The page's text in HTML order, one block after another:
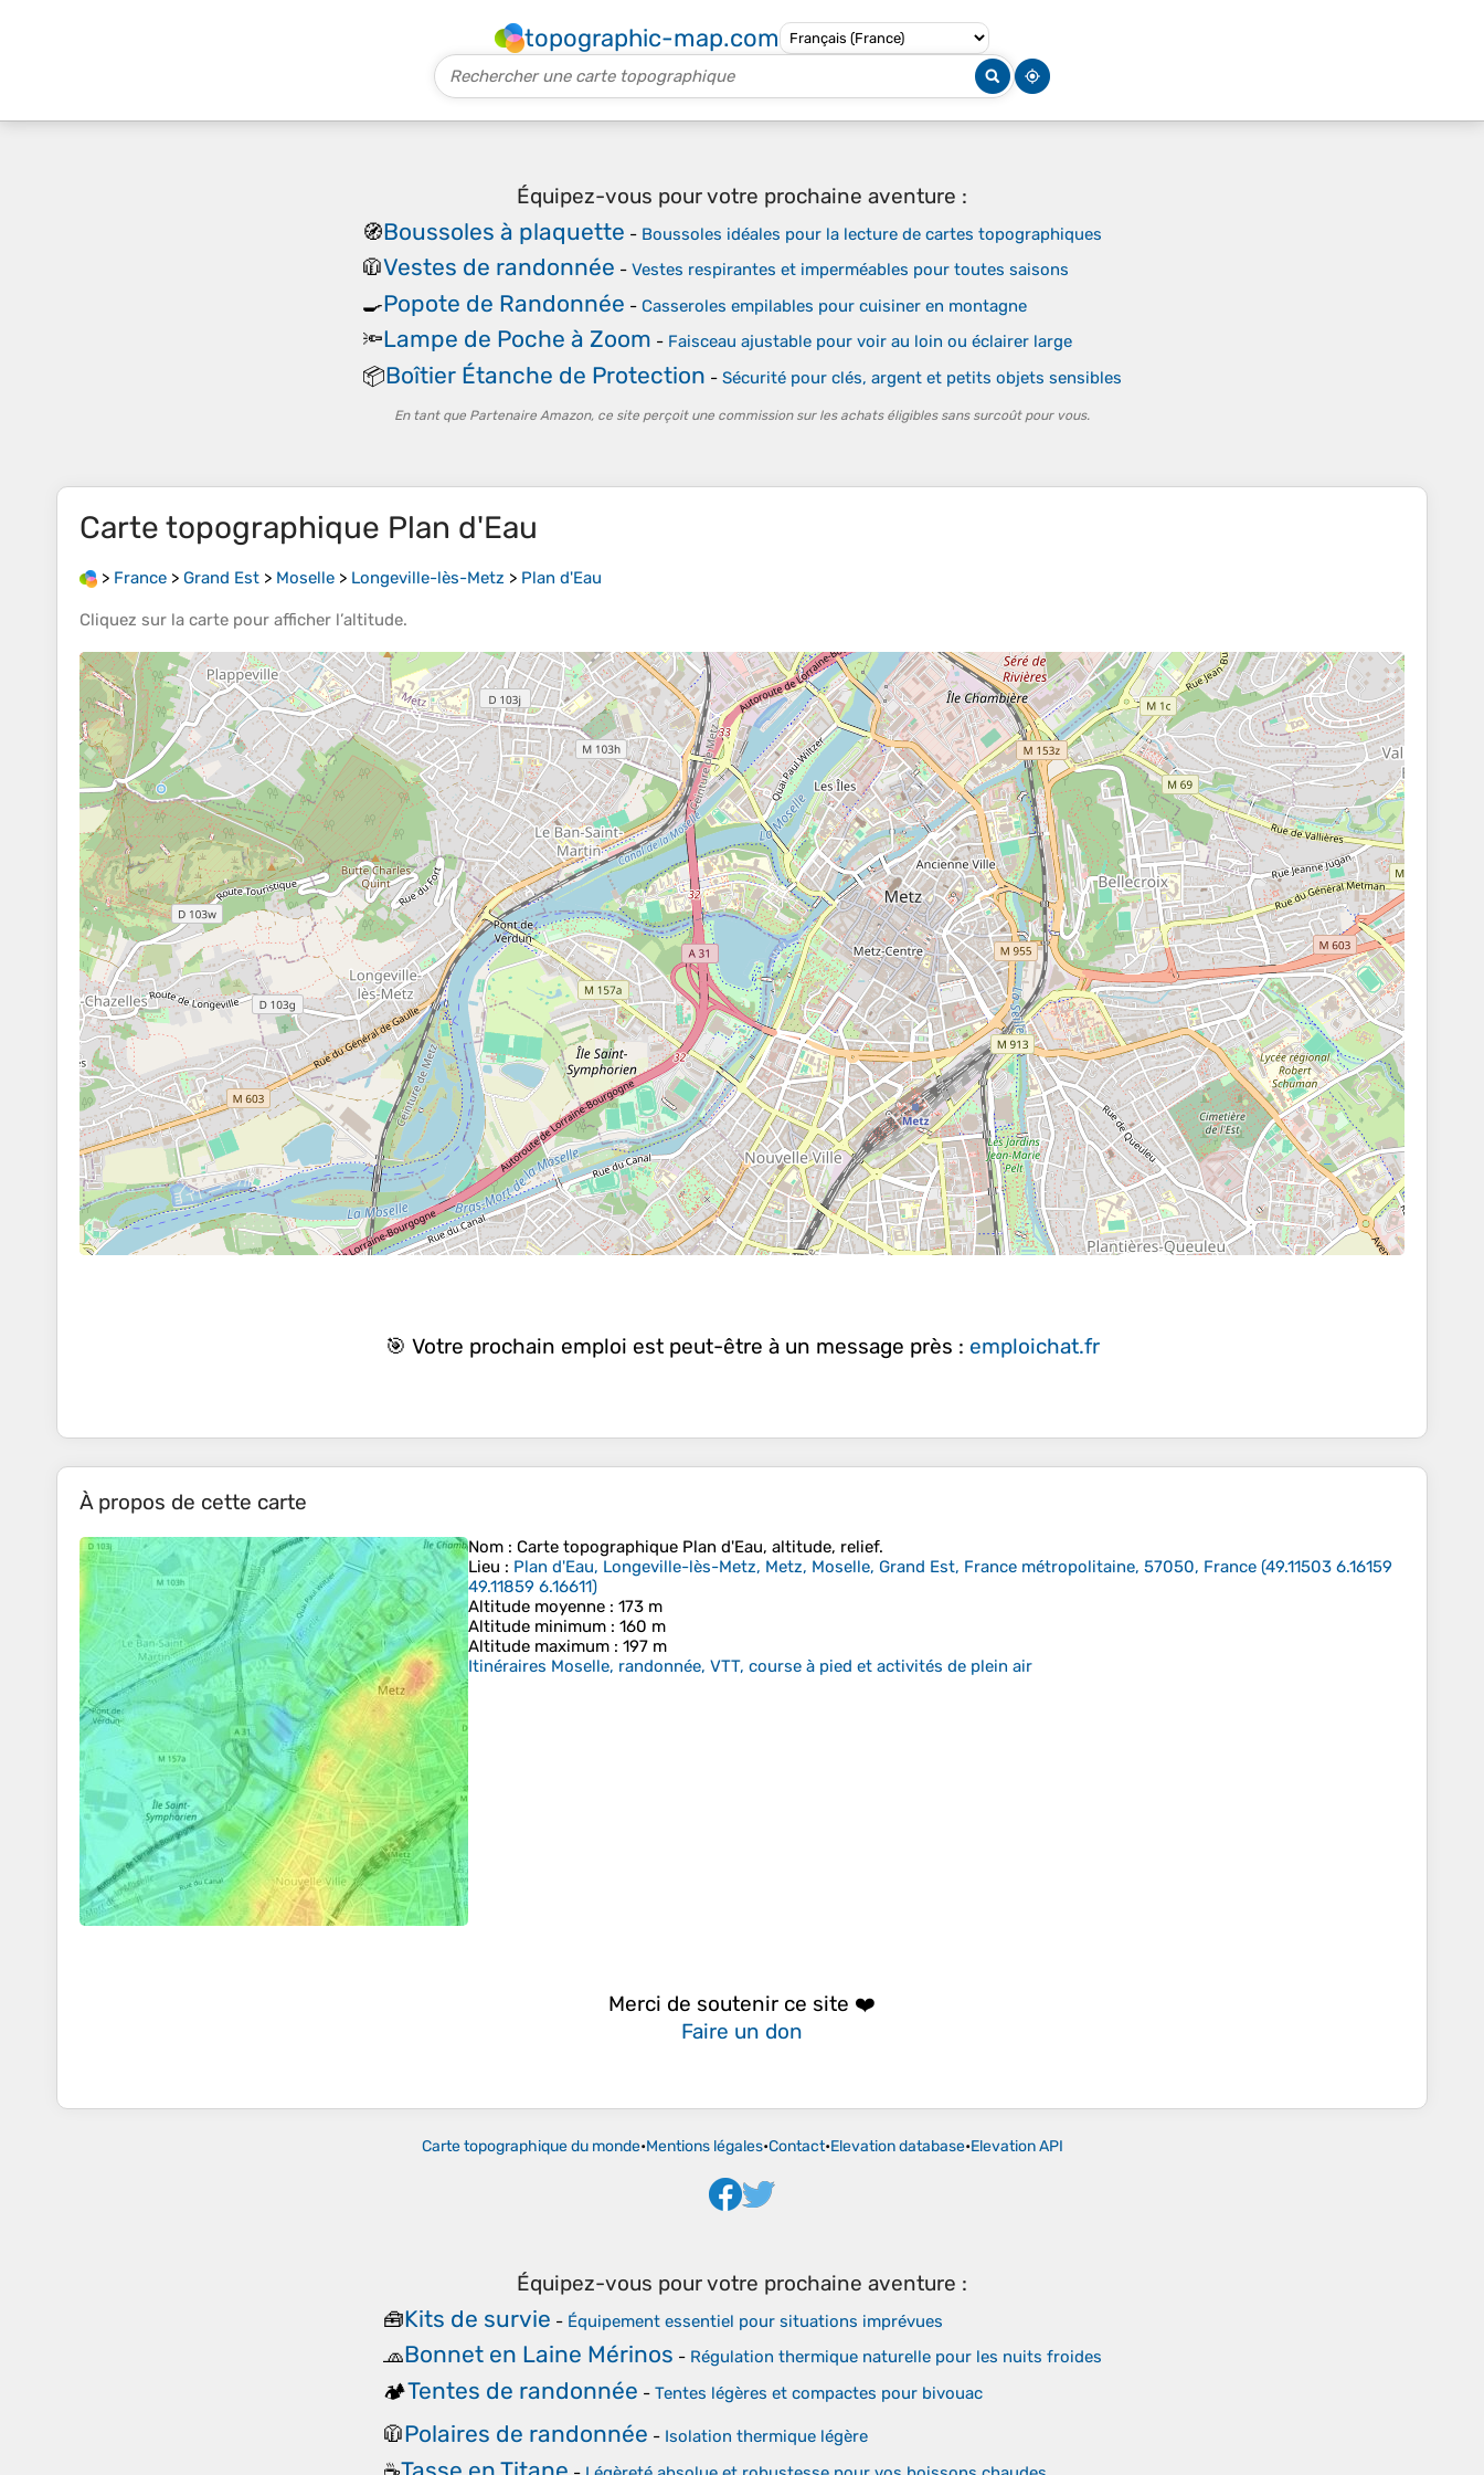
topographic-map.com
Équipez-vous pour votre prochaine aventure :
🧭Boussoles à plaquette - Boussoles idéales pour la lecture de cartes topographiques
🧥Vestes de randonnée - Vestes respirantes et imperméables pour toutes saisons
🍳Popote de Randonnée - Casseroles empilables pour cuisiner en montagne
🔦Lampe de Poche à Zoom - Faisceau ajustable pour voir au loin ou éclairer large
📦Boîtier Étanche de Protection - Sécurité pour clés, argent et petits objets sensibles
En tant que Partenaire Amazon, ce site perçoit une commission sur les achats éligibles sans surcoût pour vous.
Carte topographique Plan d'Eau
> France > Grand Est > Moselle > Longeville-lès-Metz > Plan d'Eau
Cliquez sur la carte pour afficher l’altitude.
🎯 Votre prochain emploi est peut-être à un message près : emploichat.fr
À propos de cette carte
Nom : Carte topographique Plan d'Eau, altitude, relief.
Lieu : Plan d'Eau, Longeville-lès-Metz, Metz, Moselle, Grand Est, France métropolitaine, 57050, France (49.11503 6.16159
49.11859 6.16611)
Altitude moyenne : 173 m
Altitude minimum : 160 m
Altitude maximum : 197 m
Itinéraires Moselle, randonnée, VTT, course à pied et activités de plein air
Merci de soutenir ce site ❤️
Faire un don
Carte topographique du monde•Mentions légales•Contact•Elevation database•Elevation API
Équipez-vous pour votre prochaine aventure :
🧰Kits de survie - Équipement essentiel pour situations imprévues
🧢Bonnet en Laine Mérinos - Régulation thermique naturelle pour les nuits froides
🏕️Tentes de randonnée - Tentes légères et compactes pour bivouac
🧥Polaires de randonnée - Isolation thermique légère